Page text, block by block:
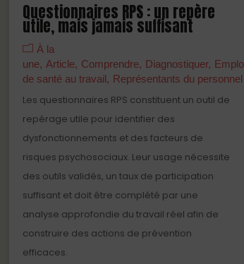
Partenaires Prévenir
Professionnels
Questionnaires RPS : un repère
utile, mais jamais suffisant
À la
une
Article Comprendre Diagnostiquer
de santé au travail
Représentants du personnel
Les questionnaires RPS constituent un outil de
repérage utile pour identifier des
dysfonctionnements et des facteurs de
risques psychosociaux. Leur usage nécessite
des outils validés, un taux de participation
suffisant et doit être complété par une
analyse approfondie du travail réel afin de
construire des actions de prévention
efficaces.